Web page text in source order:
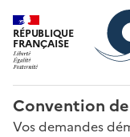
RÉPUBLIQUE
FRANÇAISE
Convention
Vos demandes